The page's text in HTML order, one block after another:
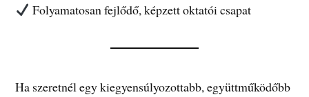
Folyamatosan fejlődő, képzett oktatói csapat
Ha szeretnél egy kiegyensúlyozottabb, együttműködőbb